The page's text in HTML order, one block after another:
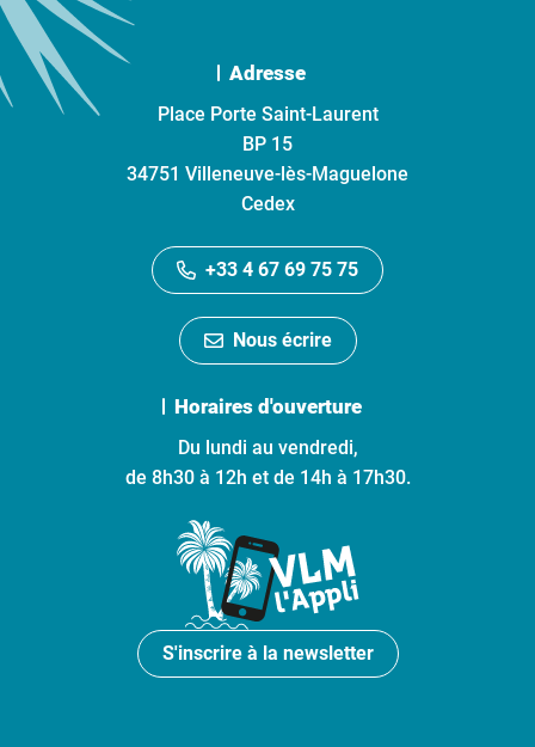
Adresse
Place Porte Saint-Laurent
BP 15
34751 Villeneuve-lès-Maguelone
Cedex
+33 4 67 69 75 75
Nous écrire
Horaires d'ouverture
Du lundi au vendredi,
de 8h30 à 12h et de 14h à 17h30.
S'inscrire à la newsletter